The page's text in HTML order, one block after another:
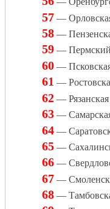
57 —
58 —
59 —
60 —
61 —
62 — Рязанская
63 —
64 —
65 —
66 —
67 —
68 —